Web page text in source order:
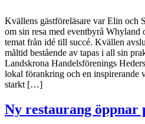
Kvällens gästföreläsare var Elin och
om sin resa med eventbyrå Whyland
temat från idé till succé. Kvällen
måltid bestående av tapas i all sin
Landskrona Handelsförenings
lokal förankring och en inspirerande
starkt […]
Ny restaurang öppnar